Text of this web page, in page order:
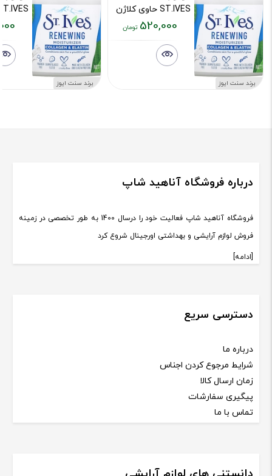
برند سنت ایوز
ST.IVES حاوی کلاژن
و الاستین حجم 300
کد محصول :610
520,000
فعلی:
۵۲۰,۰۰۰
برند سنت ایوز
کد محصول
فعلی:
درباره فروشگاه آناهید شاپ
فروشگاه آناهید شاپ فعالیت خود را درسال 1400 به طور تخصصی در زمینه
فروش لوازم آرایشی و بهداشتی اورجینال شروع کرد
[ادامه]
دسترسی سریع
درباره ما
شرایط مرجوع کردن اجناس
زمان ارسال کالا
پیگیری سفارشات
تماس با ما